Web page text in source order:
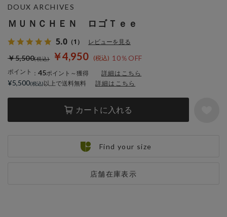
ＭＵＮＣＨＥＮ ロゴＴｅｅ
5.0 （1） レビューを見る
￥4,950 10％OFF
￥5,500
ポイント ： 45ポイント～獲得 詳細はこちら
カートに入れる
店舗在庫表示
DOUX ARCHIVES
¥5,500 以上で送料無料 詳細はこちら
Find your size